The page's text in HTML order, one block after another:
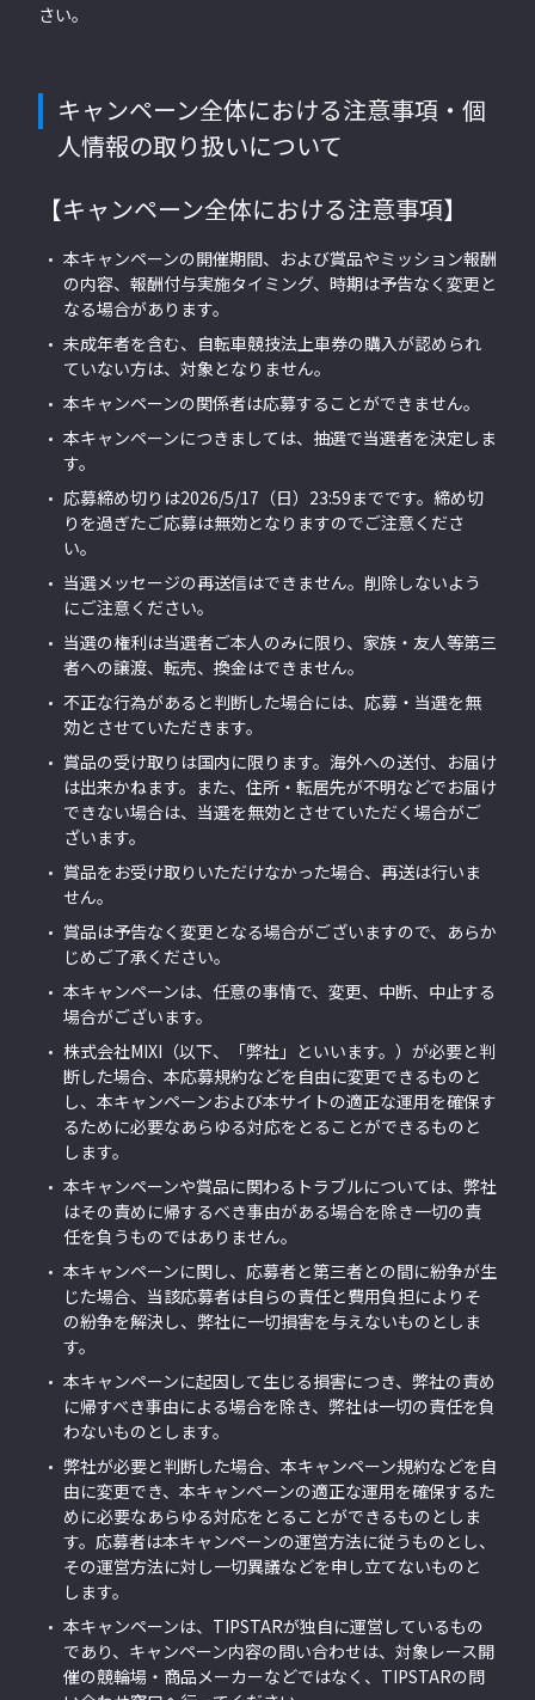
さい。
キャンペーン全体における注意事項・個
人情報の取り扱いについて
【キャンペーン全体における注意事項】
本キャンペーンの開催期間、および賞品やミッション報酬
の内容、報酬付与実施タイミング、時期は予告なく変更と
なる場合があります。
未成年者を含む、自転車競技法上車券の購入が認められ
ていない方は、対象となりません。
本キャンペーンの関係者は応募することができません。
本キャンペーンにつきましては、抽選で当選者を決定しま
す。
応募締め切りは2026/5/17（日）23:59までです。締め切
りを過ぎたご応募は無効となりますのでご注意くださ
い。
当選メッセージの再送信はできません。削除しないよう
にご注意ください。
当選の権利は当選者ご本人のみに限り、家族・友人等第三
者への譲渡、転売、換金はできません。
不正な行為があると判断した場合には、応募・当選を無
効とさせていただきます。
賞品の受け取りは国内に限ります。海外への送付、お届け
は出来かねます。また、住所・転居先が不明などでお届け
できない場合は、当選を無効とさせていただく場合がご
ざいます。
賞品をお受け取りいただけなかった場合、再送は行いま
せん。
賞品は予告なく変更となる場合がございますので、あらか
じめご了承ください。
本キャンペーンは、任意の事情で、変更、中断、中止する
場合がございます。
株式会社MIXI（以下、「弊社」といいます。）が必要と判
断した場合、本応募規約などを自由に変更できるものと
し、本キャンペーンおよび本サイトの適正な運用を確保す
るために必要なあらゆる対応をとることができるものと
します。
本キャンペーンや賞品に関わるトラブルについては、弊社
はその責めに帰するべき事由がある場合を除き一切の責
任を負うものではありません。
本キャンペーンに関し、応募者と第三者との間に紛争が生
じた場合、当該応募者は自らの責任と費用負担によりそ
の紛争を解決し、弊社に一切損害を与えないものとしま
す。
本キャンペーンに起因して生じる損害につき、弊社の責め
に帰すべき事由による場合を除き、弊社は一切の責任を負
わないものとします。
弊社が必要と判断した場合、本キャンペーン規約などを自
由に変更でき、本キャンペーンの適正な運用を確保するた
めに必要なあらゆる対応をとることができるものとしま
す。応募者は本キャンペーンの運営方法に従うものとし、
その運営方法に対し一切異議などを申し立てないものと
します。
本キャンペーンは、TIPSTARが独自に運営しているもの
であり、キャンペーン内容の問い合わせは、対象レース開
催の競輪場・商品メーカーなどではなく、TIPSTARの問